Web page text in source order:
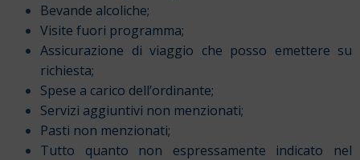
Bevande alcoliche;
Visite fuori programma;
Assicurazione di viaggio che posso emettere su
richiesta;
Spese a carico dell’ordinante;
Servizi aggiuntivi non menzionati;
Pasti non menzionati;
Tutto quanto non espressamente indicato nel